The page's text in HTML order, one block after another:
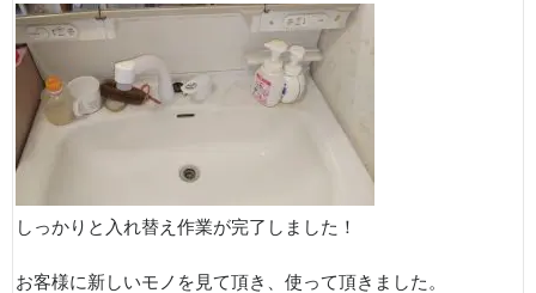
しっかりと入れ替え作業が完了しました！
お客様に新しいモノを見て頂き、使って頂きました。